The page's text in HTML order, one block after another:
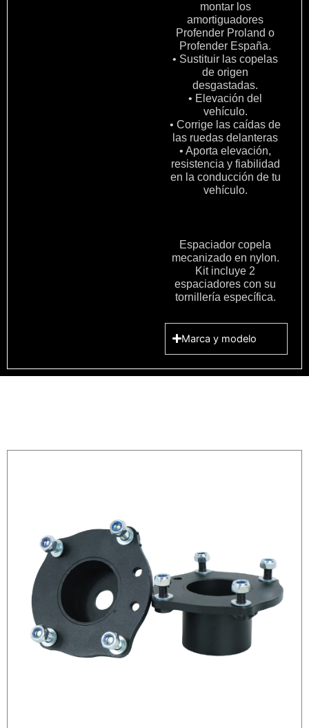
montar los
amortiguadores
Profender Proland o
Profender España.
• Sustituir las copelas
de origen
desgastadas.
• Elevación del
vehículo.
• Corrige las caídas de
las ruedas delanteras
• Aporta elevación,
resistencia y fiabilidad
en la conducción de tu
vehículo.
Espaciador copela
mecanizado en nylon.
Kit incluye 2
espaciadores con su
tornillería específica.
Marca y modelo